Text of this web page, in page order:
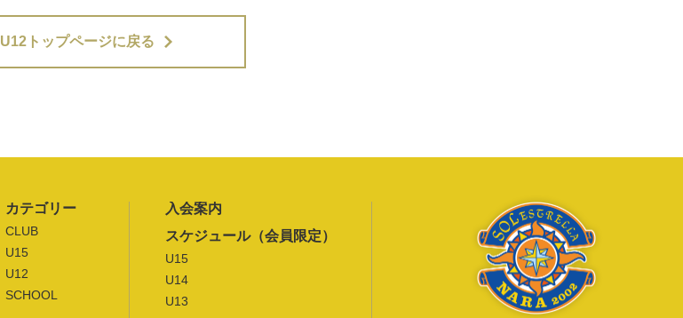
U12トップページに戻る
カテゴリー
CLUB
U15
U12
SCHOOL
入会案内
スケジュール（会員限定）
U15
U14
U13